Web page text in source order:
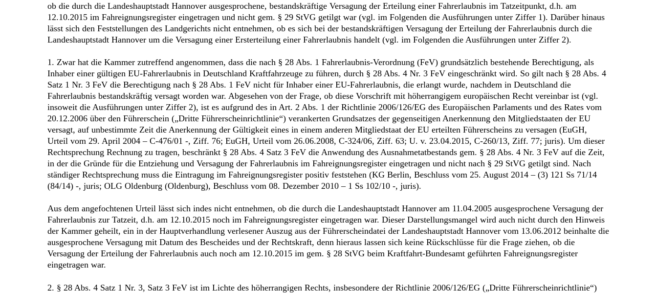
ob die durch die Landeshauptstadt Hannover ausgesprochene, bestandskräftige Versagung der Erteilung einer Fahrerlaubnis im Tatzeitpunkt, d.h. am
12.10.2015 im Fahreignungsregister eingetragen und nicht gem. § 29 StVG getilgt war (vgl. im Folgenden die Ausführungen unter Ziffer 1). Darüber hinaus
lässt sich den Feststellungen des Landgerichts nicht entnehmen, ob es sich bei der bestandskräftigen Versagung der Erteilung der Fahrerlaubnis durch die
Landeshauptstadt Hannover um die Versagung einer Ersterteilung einer Fahrerlaubnis handelt (vgl. im Folgenden die Ausführungen unter Ziffer 2).
1. Zwar hat die Kammer zutreffend angenommen, dass die nach § 28 Abs. 1 Fahrerlaubnis-Verordnung (FeV) grundsätzlich bestehende Berechtigung, als
Inhaber einer gültigen EU-Fahrerlaubnis in Deutschland Kraftfahrzeuge zu führen, durch § 28 Abs. 4 Nr. 3 FeV eingeschränkt wird. So gilt nach § 28 Abs. 4
Satz 1 Nr. 3 FeV die Berechtigung nach § 28 Abs. 1 FeV nicht für Inhaber einer EU-Fahrerlaubnis, die erlangt wurde, nachdem in Deutschland die
Fahrerlaubnis bestandskräftig versagt worden war. Abgesehen von der Frage, ob diese Vorschrift mit höherrangigem europäischen Recht vereinbar ist (vgl.
insoweit die Ausführungen unter Ziffer 2), ist es aufgrund des in Art. 2 Abs. 1 der Richtlinie 2006/126/EG des Europäischen Parlaments und des Rates vom
20.12.2006 über den Führerschein („Dritte Führerscheinrichtlinie“) verankerten Grundsatzes der gegenseitigen Anerkennung den Mitgliedstaaten der EU
versagt, auf unbestimmte Zeit die Anerkennung der Gültigkeit eines in einem anderen Mitgliedstaat der EU erteilten Führerscheins zu versagen (EuGH,
Urteil vom 29. April 2004 – C-476/01 -, Ziff. 76; EuGH, Urteil vom 26.06.2008, C-324/06, Ziff. 63; U. v. 23.04.2015, C-260/13, Ziff. 77; juris). Um dieser
Rechtsprechung Rechnung zu tragen, beschränkt § 28 Abs. 4 Satz 3 FeV die Anwendung des Ausnahmetatbestands gem. § 28 Abs. 4 Nr. 3 FeV auf die Zeit,
in der die Gründe für die Entziehung und Versagung der Fahrerlaubnis im Fahreignungsregister eingetragen und nicht nach § 29 StVG getilgt sind. Nach
ständiger Rechtsprechung muss die Eintragung im Fahreignungsregister positiv feststehen (KG Berlin, Beschluss vom 25. August 2014 – (3) 121 Ss 71/14
(84/14) -, juris; OLG Oldenburg (Oldenburg), Beschluss vom 08. Dezember 2010 – 1 Ss 102/10 -, juris).
Aus dem angefochtenen Urteil lässt sich indes nicht entnehmen, ob die durch die Landeshauptstadt Hannover am 11.04.2005 ausgesprochene Versagung der
Fahrerlaubnis zur Tatzeit, d.h. am 12.10.2015 noch im Fahreignungsregister eingetragen war. Dieser Darstellungsmangel wird auch nicht durch den Hinweis
der Kammer geheilt, ein in der Hauptverhandlung verlesener Auszug aus der Führerscheindatei der Landeshauptstadt Hannover vom 13.06.2012 beinhalte die
ausgesprochene Versagung mit Datum des Bescheides und der Rechtskraft, denn hieraus lassen sich keine Rückschlüsse für die Frage ziehen, ob die
Versagung der Erteilung der Fahrerlaubnis auch noch am 12.10.2015 im gem. § 28 StVG beim Kraftfahrt-Bundesamt geführten Fahreignungsregister
eingetragen war.
2. § 28 Abs. 4 Satz 1 Nr. 3, Satz 3 FeV ist im Lichte des höherrangigen Rechts, insbesondere der Richtlinie 2006/126/EG („Dritte Führerscheinrichtlinie“)